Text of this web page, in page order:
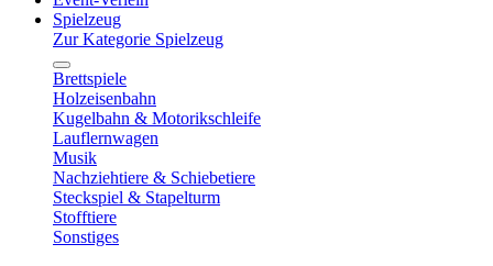
Spielzeug
Zur Kategorie Spielzeug
Brettspiele
Holzeisenbahn
Kugelbahn & Motorikschleife
Lauflernwagen
Musik
Nachziehtiere & Schiebetiere
Steckspiel & Stapelturm
Stofftiere
Sonstiges